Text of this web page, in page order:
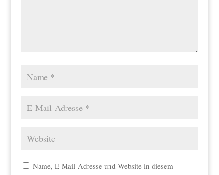
Name, E-Mail-Adresse und Website in diesem